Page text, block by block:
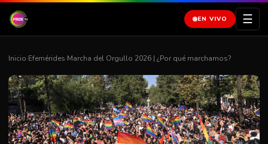
EN VIVO ☰
Inicio›Efemérides›Marcha del Orgullo 2026 | ¿Por qué marchamos?